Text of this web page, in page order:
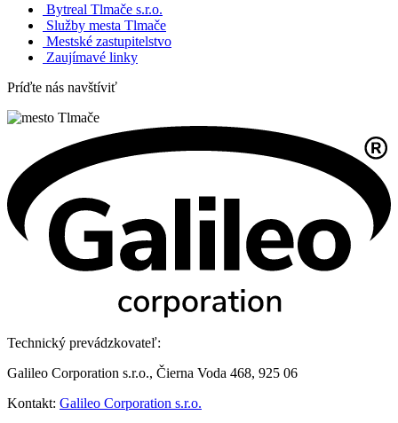
Bytreal Tlmače s.r.o.
Služby mesta Tlmače
Mestské zastupitelstvo
Zaujímavé linky
Príďte nás navštíviť
Technický prevádzkovateľ:
Galileo Corporation s.r.o., Čierna Voda 468, 925 06
Kontakt: Galileo Corporation s.r.o.